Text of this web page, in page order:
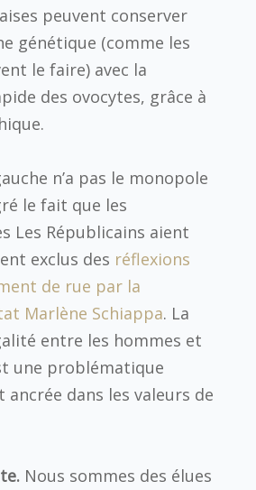
peuvent conserver
génétique (comme les
le faire) avec la
des ovocytes, grâce à
n’a pas le monopole
le fait que les
Les Républicains aient
exclus des réflexions
de rue par la
Marlène Schiappa. La
entre les hommes et
une problématique
dans les valeurs de
Nous sommes des élues